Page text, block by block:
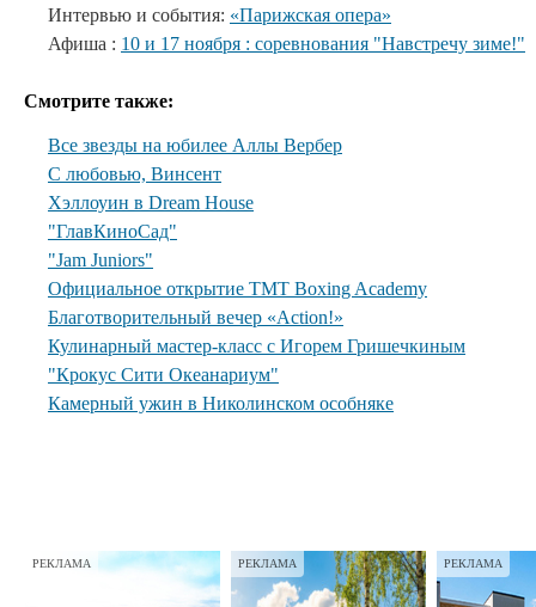
Интервью и события: «Парижская опера»
Афиша : 10 и 17 ноября : соревнования "Навстречу зиме!"
Смотрите также:
Все звезды на юбилее Аллы Вербер
С любовью, Винсент
Хэллоуин в Dream House
"ГлавКиноСад"
"Jam Juniors"
Официальное открытие TMT Boxing Academy
Благотворительный вечер «Action!»
Кулинарный мастер-класс с Игорем Гришечкиным
"Крокус Сити Океанариум"
Камерный ужин в Николинском особняке
РЕКЛАМА РЕКЛАМА РЕКЛАМА